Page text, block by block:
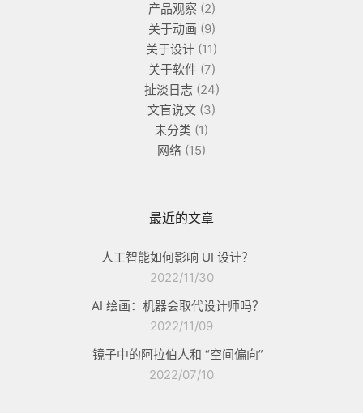
产品观察(2)
关于动画 (9)
关于设计 (11)
关于软件(7)
扯淡日志(24)
文盲说文 (3)
未分类 (1)
网络 (15)
最近的文章
人工智能如何影响 UI 设计？
2022/11/30
AI 绘画：机器会取代设计师吗？
2022/11/09
镜子中的阿拉伯人和 “空间偏向”
2022/07/10